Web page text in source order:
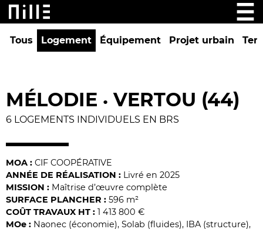
Tous Logement Équipement Projet urbain
MÉLODIE • VERTOU (44)
6 LOGEMENTS INDIVIDUELS EN BRS
MOA : CIF COOPÉRATIVE
ANNÉE DE RÉALISATION : Livré en 2025
MISSION : Maîtrise d’œuvre complète
SURFACE PLANCHER : 596 m²
COÛT TRAVAUX HT : 1 413 800 €
MOe : Naonec (économie), Solab (fluides), IBA (structure),